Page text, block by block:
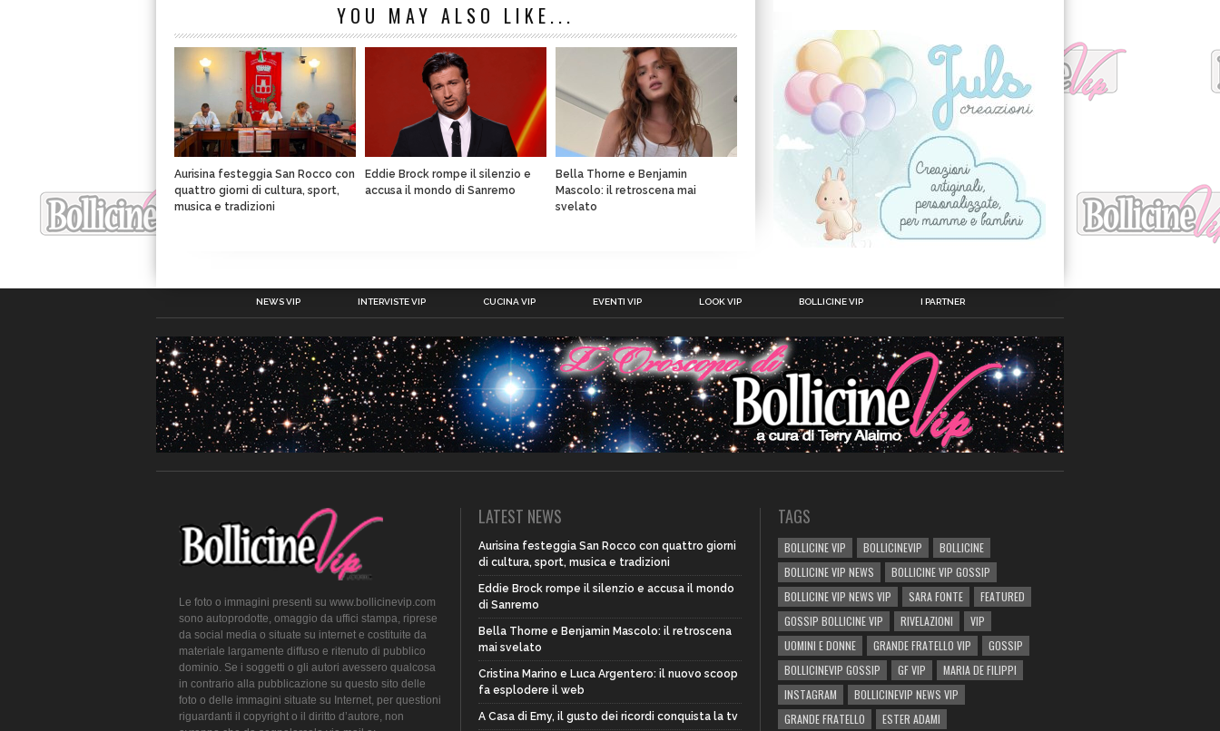
YOU MAY ALSO LIKE...
Aurisina festeggia San Rocco con
quattro giorni di cultura, sport,
musica e tradizioni
Eddie Brock rompe il silenzio e
accusa il mondo di Sanremo
Bella Thorne e Benjamin
Mascolo: il retroscena mai
svelato
NEWS VIP INTERVISTE VIP CUCINA VIP EVENTI VIP LOOK VIP BOLLICINE VIP I PARTNER
Le foto o immagini presenti su www.bollicinevip.com
sono autoprodotte, omaggio da uffici stampa, riprese
da social media o situate su internet e costituite da
materiale largamente diffuso e ritenuto di pubblico
dominio. Se i soggetti o gli autori avessero qualcosa
in contrario alla pubblicazione su questo sito delle
foto o delle immagini situate su Internet, per questioni
riguardanti il copyright o il diritto d’autore, non
LATEST NEWS
Aurisina festeggia San Rocco con quattro giorni
di cultura, sport, musica e tradizioni
Eddie Brock rompe il silenzio e accusa il mondo
di Sanremo
Bella Thorne e Benjamin Mascolo: il retroscena
mai svelato
Cristina Marino e Luca Argentero: il nuovo scoop
fa esplodere il web
A Casa di Emy, il gusto dei ricordi conquista la tv
TAGS
BOLLICINE VIP BOLLICINEVIP
BOLLICINE
BOLLICINE VIP NEWS
BOLLICINE VIP GOSSIP
BOLLICINE VIP NEWS VIP
SARA FONTE
FEATURED
GOSSIP BOLLICINE VIP
RIVELAZIONI
VIP
UOMINI E DONNE
GRANDE FRATELLO VIP
GOSSIP
BOLLICINEVIP GOSSIP
GF VIP
MARIA DE FILIPPI
INSTAGRAM
BOLLICINEVIP NEWS VIP
GRANDE FRATELLO
ESTER ADAMI